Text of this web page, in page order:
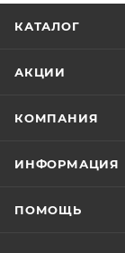
КАТАЛОГ
АКЦИИ
КОМПАНИЯ
ИНФОРМАЦИЯ
ПОМОЩЬ